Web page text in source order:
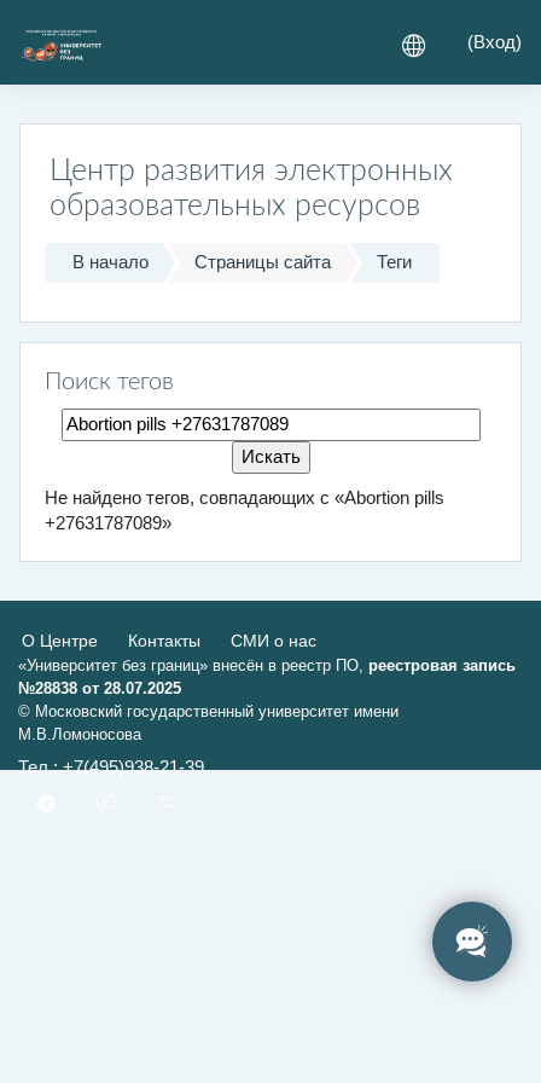
(Вход)
Центр развития электронных
образовательных ресурсов
В начало Страницы сайта Теги
Поиск тегов
Поиск тегов
Не найдено тегов, совпадающих с «Abortion pills
+27631787089»
О Центре Контакты СМИ о нас
«Университет без границ» внесён в реестр ПО, реестровая запись
№28838 от 28.07.2025
© Московский государственный университет имени
М.В.Ломоносова
Тел.: +7(495)938-21-39